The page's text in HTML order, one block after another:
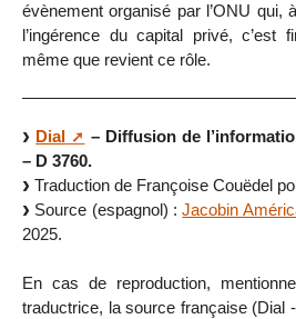
évènement organisé par l’ONU qui,
l’ingérence du capital privé, c’est
même que revient ce rôle.
Dial
– Diffusion de
– D 3760.
Traduction de Françoise Couëdel
Source (espagnol) :Jacobin
2025.
En cas de reproduction,
traductrice, la source française (Dial -